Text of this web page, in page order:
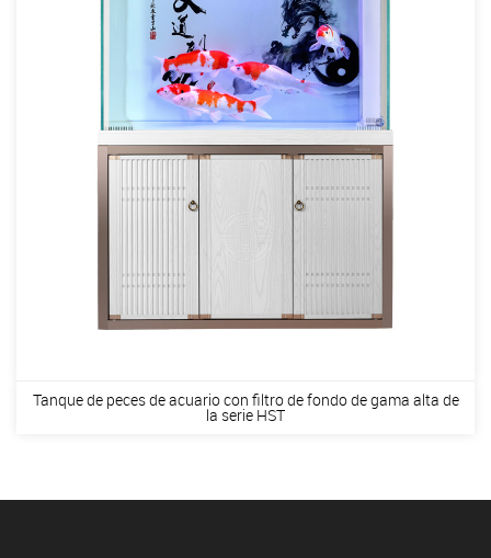
Tanque de peces de acuario con filtro de fondo de gama alta de
la serie HST